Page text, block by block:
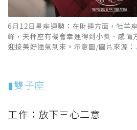
6月12日星座運勢：在財運方面，牡羊
峰，天秤座有機會幸運得到小獎、感情
迎接美好運氣到來。示意圖/圖片來源：
▮雙子座
工作：放下三心二意